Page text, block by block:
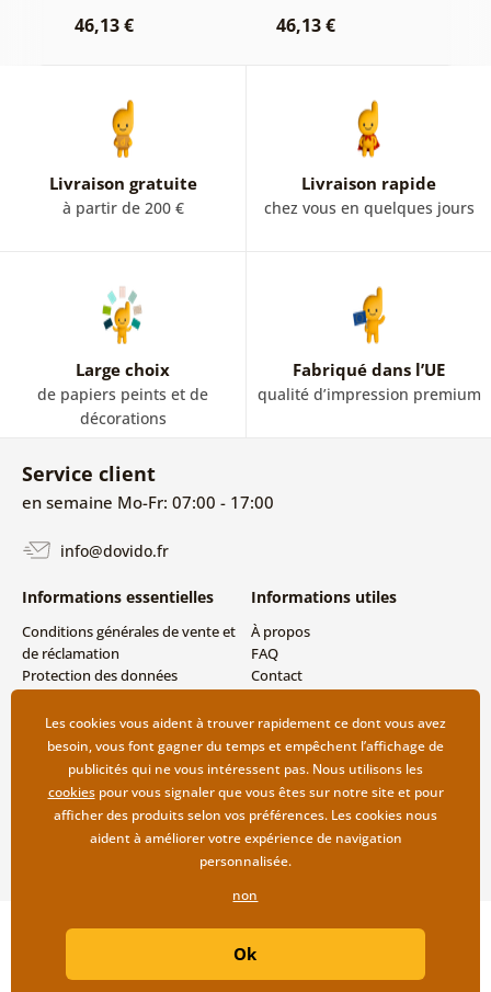
46,13 € 46,13 €
Livraison gratuite
à partir de 200 €
Livraison rapide
chez vous en quelques jours
Large choix
de papiers peints et de
décorations
Fabriqué dans l’UE
qualité d’impression premium
Service client
en semaine Mo-Fr: 07:00 - 17:00
info@dovido.fr
Informations essentielles
Conditions générales de vente et
de réclamation
Protection des données
Modes de livraison et de
paiement
Retour des produits
Informations utiles
À propos
FAQ
Contact
Copyright ©2019 © Dovido.fr.
| Boutique en ligne créée par
Les cookies vous aident à trouver rapidement ce dont vous avez
besoin, vous font gagner du temps et empêchent l’affichage de
publicités qui ne vous intéressent pas. Nous utilisons les
cookiespour vous signaler que vous êtes sur notre site et pour
afficher des produits selon vos préférences. Les cookies nous
aident à améliorer votre expérience de navigation
personnalisée.
non
Ok